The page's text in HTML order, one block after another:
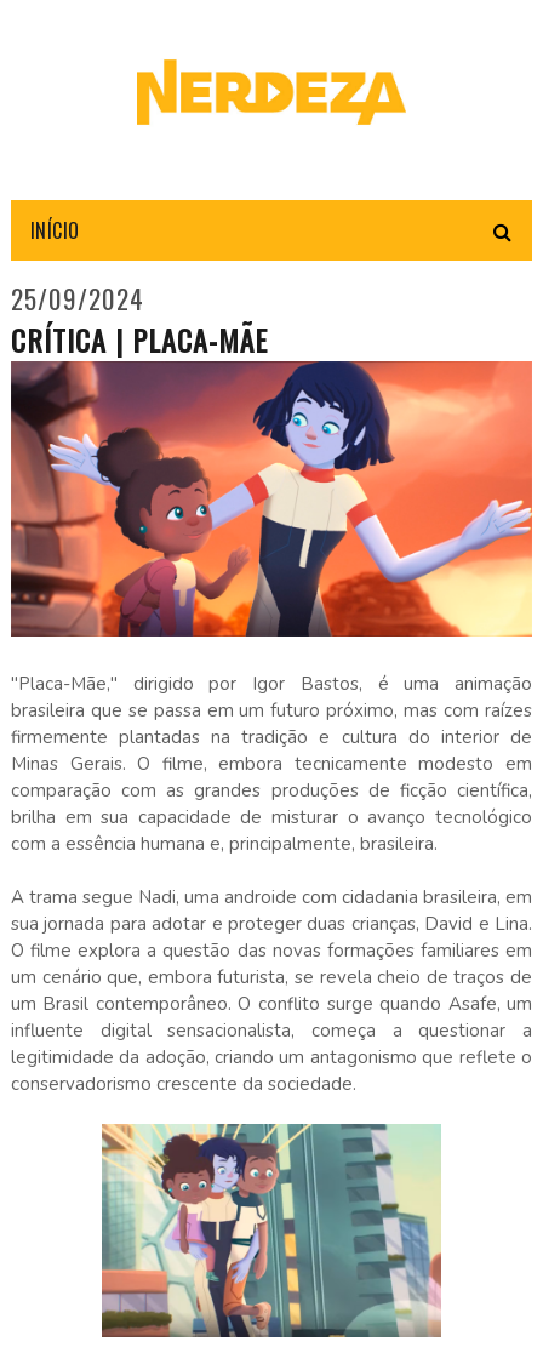
INÍCIO
25/09/2024
CRÍTICA | PLACA-MÃE
"Placa-Mãe," dirigido por Igor Bastos, é uma animação
brasileira que se passa em um futuro próximo, mas com raízes
firmemente plantadas na tradição e cultura do interior de
Minas Gerais. O filme, embora tecnicamente modesto em
comparação com as grandes produções de ficção científica,
brilha em sua capacidade de misturar o avanço tecnológico
com a essência humana e, principalmente, brasileira.
A trama segue Nadi, uma androide com cidadania brasileira, em
sua jornada para adotar e proteger duas crianças, David e Lina.
O filme explora a questão das novas formações familiares em
um cenário que, embora futurista, se revela cheio de traços de
um Brasil contemporâneo. O conflito surge quando Asafe, um
influente digital sensacionalista, começa a questionar a
legitimidade da adoção, criando um antagonismo que reflete o
conservadorismo crescente da sociedade.